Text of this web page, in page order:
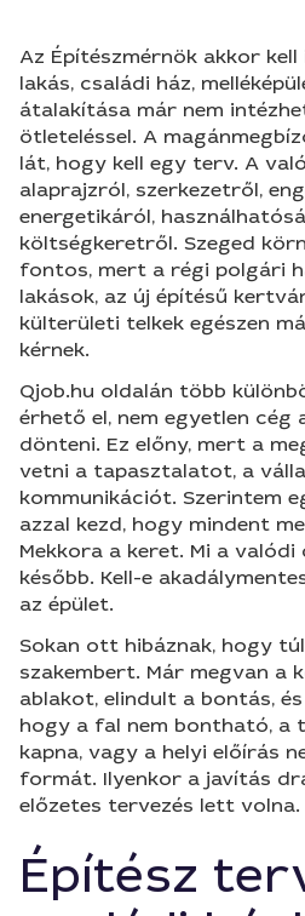
Az Építészmérnök akkor
lakás, családi ház,
átalakítása már nem
ötleteléssel. A
lát, hogy kell egy terv. A
alaprajzról, szerkezetről,
energetikáról,
költségkeretről. Szeged
fontos, mert a régi polgári
lakások, az új építésű
külterületi telkek egészen
kérnek.
Qjob.hu oldalán több
érhető el, nem egyetlen cég
dönteni. Ez előny, mert a
vetni a tapasztalatot, a
kommunikációt. Szerintem
azzal kezd, hogy mindent
Mekkora a keret. Mi a valódi
később. Kell-e
az épület.
Sokan ott hibáznak, hogy
szakembert. Már megvan a
ablakot, elindult a bontás,
hogy a fal nem bontható, a
kapna, vagy a helyi előírás
formát. Ilyenkor a javítás
előzetes tervezés lett volna.
Építész